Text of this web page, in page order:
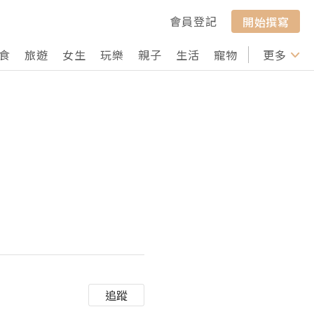
會員登記
開始撰寫
旅遊 女生 玩樂 親子 生活 寵物 行山 打卡
更多
追蹤